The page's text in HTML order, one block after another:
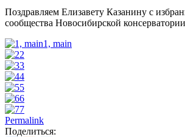
Поздравляем Елизавету Казанину с
сообщества Новосибирской
1, main
2
3
4
5
6
7
Permalink
Поделиться: